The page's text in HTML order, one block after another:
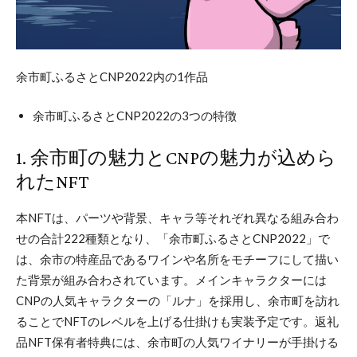
余市町ふるさとCNP2022内の1作品
余市町ふるさとCNP2022の3つの特徴
1. 余市町の魅力とCNPの魅力が込めら
れたNFT
本NFTは、パーツや背景、キャラ等それぞれ異なる組み合わ
せの合計222種類となり、「余市町ふるさとCNP2022」で
は、余市の特産品であるワインや名所をモチーフにして描い
た背景が組み合わされています。メインキャラクターには
CNPの人気キャラクターの「ルナ」を採用し、余市町を訪れ
ることでNFTのレベルを上げる仕掛けも実装予定です。返礼
品NFT保有者特典には、余市町の人気ワイナリーが手掛ける